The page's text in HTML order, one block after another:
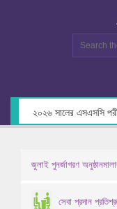
জুলাই পুনর্জাগরণ
সেবা প্রদান